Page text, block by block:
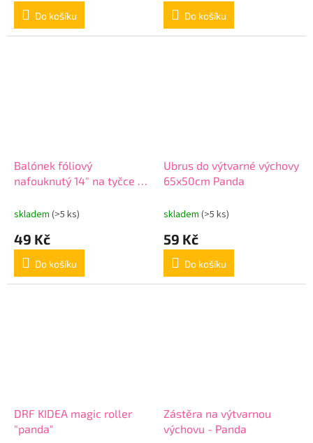
Do košíku Do košíku
Balónek fóliový
nafouknutý 14" na tyčce -
skladem (>5 ks)
49 Kč
Do košíku
Ubrus do výtvarné výchovy
65x50cm Panda
skladem (>5 ks)
59 Kč
Do košíku
DRF KIDEA magic roller
"panda"
Zástěra na výtvarnou
výchovu - Panda